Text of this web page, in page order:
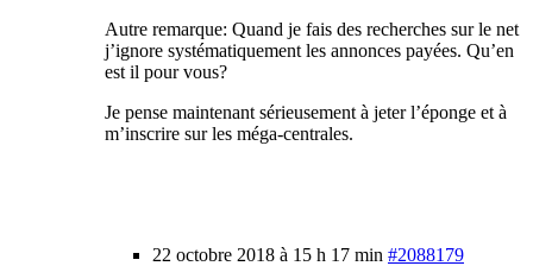
Autre remarque: Quand je fais des recherches sur le net
j’ignore systématiquement les annonces payées. Qu’en
est il pour vous?
Je pense maintenant sérieusement à jeter l’éponge et à
m’inscrire sur les méga-centrales.
22 octobre 2018 à 15 h 17 min #2088179